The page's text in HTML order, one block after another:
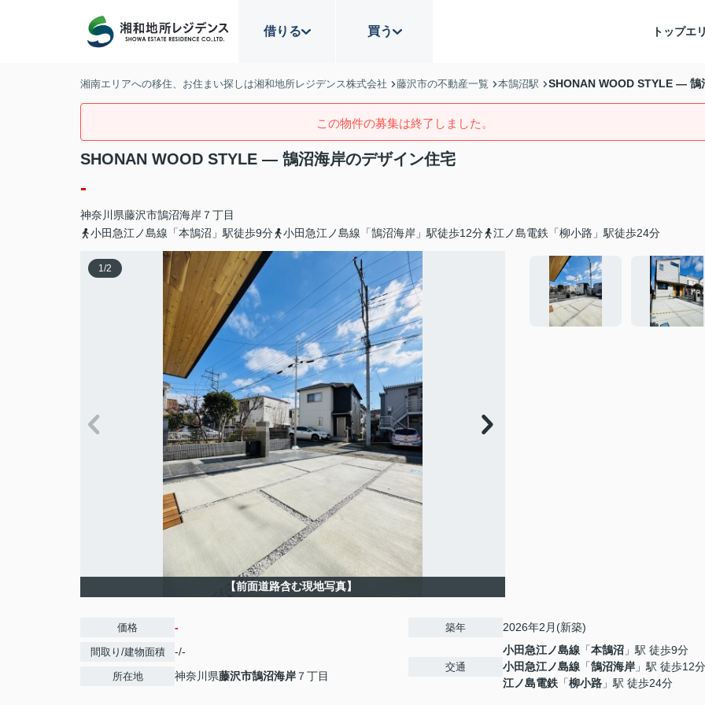
借りる 買う トップエ
湘南エリアへの移住、お住まい探しは湘和地所レジデンス株式会社 藤沢市の不動産一覧 本鵠沼駅 SHONAN WOOD STYLE — 鵠
この物件の募集は終了しました。
SHONAN WOOD STYLE — 鵠沼海岸のデザイン住宅
-
神奈川県藤沢市鵠沼海岸 ７丁目
小田急江ノ島線「本鵠沼」駅徒歩9分
小田急江ノ島線「鵠沼海岸」駅徒歩12分 江ノ島電鉄「柳小路」駅徒歩24分
1/2
【前面道路含む現地写真】
価格 -
間取り/建物面積 -/-
所在地 神奈川県藤沢市鵠沼海岸 ７丁目
築年 2026年2月(新築)
交通
小田急江ノ島線 「本鵠沼 」駅 徒歩9分
小田急江ノ島線 「鵠沼海岸 」駅 徒歩12分
江ノ島電鉄 「柳小路 」駅 徒歩24分